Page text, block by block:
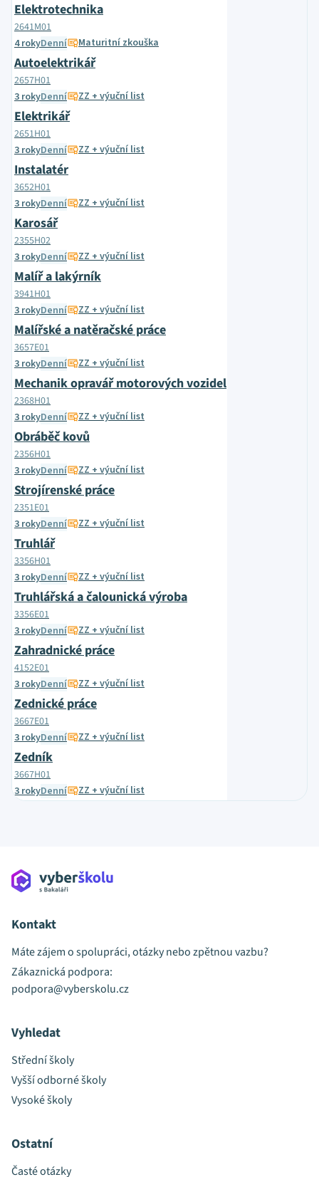
Elektrotechnika
2641M01
4 rokyDenní Maturitní zkouška
Autoelektrikář
2657H01
3 rokyDenní ZZ + výuční list
Elektrikář
2651H01
3 rokyDenní ZZ + výuční list
Instalatér
3652H01
3 rokyDenní ZZ + výuční list
Karosář
2355H02
3 rokyDenní ZZ + výuční list
Malíř a lakýrník
3941H01
3 rokyDenní ZZ + výuční list
Malířské a natěračské práce
3657E01
3 rokyDenní ZZ + výuční list
Mechanik opravář motorových vozidel
2368H01
3 rokyDenní ZZ + výuční list
Obráběč kovů
2356H01
3 rokyDenní ZZ + výuční list
Strojírenské práce
2351E01
3 rokyDenní ZZ + výuční list
Truhlář
3356H01
3 rokyDenní ZZ + výuční list
Truhlářská a čalounická výroba
3356E01
3 rokyDenní ZZ + výuční list
Zahradnické práce
4152E01
3 rokyDenní ZZ + výuční list
Zednické práce
3667E01
3 rokyDenní ZZ + výuční list
Zedník
3667H01
3 rokyDenní ZZ + výuční list
Kontakt
Máte zájem o spolupráci, otázky nebo zpětnou vazbu?
Zákaznická podpora:
podpora@vyberskolu.cz
Vyhledat
Střední školy
Vyšší odborné školy
Vysoké školy
Ostatní
Časté otázky